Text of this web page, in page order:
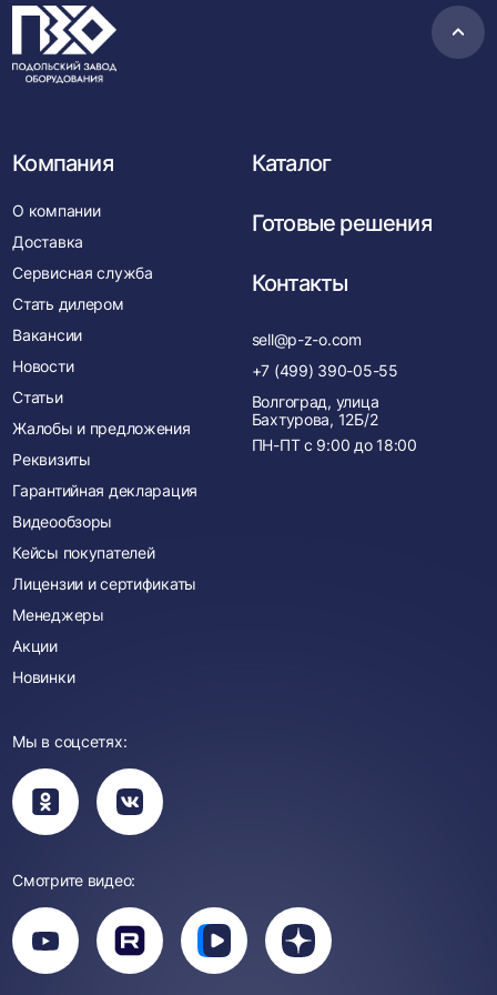
в
Компания
О компании
Доставка
Сервисная служба
Стать дилером
Вакансии
Новости
Статьи
Жалобы и предложения
Реквизиты
Гарантийная декларация
Видеообзоры
Кейсы покупателей
Лицензии и сертификаты
Менеджеры
Акции
Новинки
Каталог
Готовые решения
Контакты
sell@p-z-o.com
+7 (499) 390-05-55
Волгоград, улица
Бахтурова, 12Б/2
ПН-ПТ с 9:00 до 18:00
Мы в соцсетях:
Вы
перейдете
в
группу
Вы
перейдете
в
группу
Смотрите видео:
Вы
перейдете
на
канал
Вы
перейдете
Вы
перейдете
Вы
перейдете